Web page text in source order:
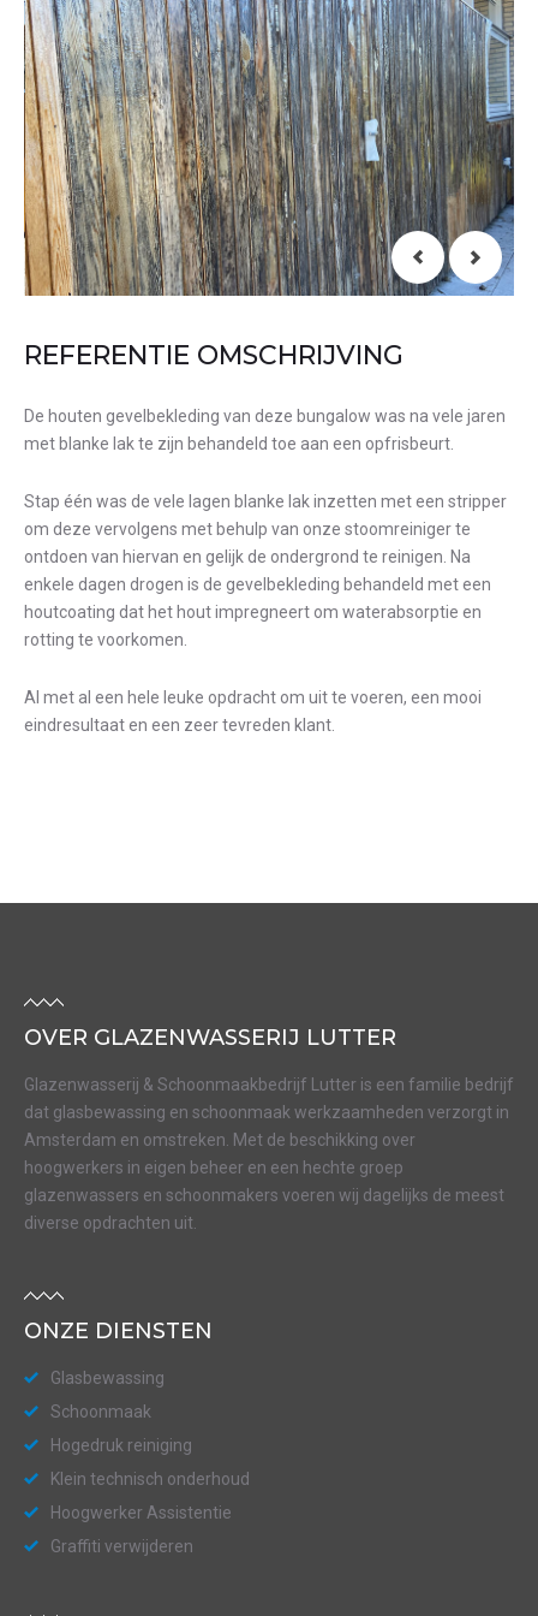
REFERENTIE OMSCHRIJVING
De houten gevelbekleding van deze bungalow was na vele jaren
met blanke lak te zijn behandeld toe aan een opfrisbeurt.
Stap één was de vele lagen blanke lak inzetten met een stripper
om deze vervolgens met behulp van onze stoomreiniger te
ontdoen van hiervan en gelijk de ondergrond te reinigen. Na
enkele dagen drogen is de gevelbekleding behandeld met een
houtcoating dat het hout impregneert om waterabsorptie en
rotting te voorkomen.
Al met al een hele leuke opdracht om uit te voeren, een mooi
eindresultaat en een zeer tevreden klant.
OVER GLAZENWASSERIJ LUTTER
Glazenwasserij & Schoonmaakbedrijf Lutter is een familie bedrijf
dat glasbewassing en schoonmaak werkzaamheden verzorgt in
Amsterdam en omstreken. Met de beschikking over
hoogwerkers in eigen beheer en een hechte groep
glazenwassers en schoonmakers voeren wij dagelijks de meest
diverse opdrachten uit.
ONZE DIENSTEN
Glasbewassing
Schoonmaak
Hogedruk reiniging
Klein technisch onderhoud
Hoogwerker Assistentie
Graffiti verwijderen